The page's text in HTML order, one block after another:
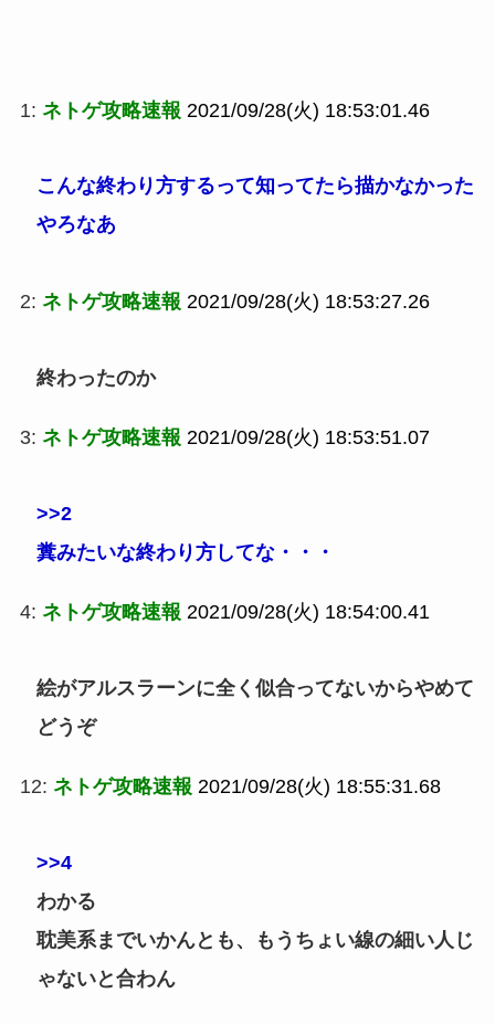
1: ネトゲ攻略速報 2021/09/28(火) 18:53:01.46
こんな終わり方するって知ってたら描かなかった
やろなあ
2: ネトゲ攻略速報 2021/09/28(火) 18:53:27.26
終わったのか
3: ネトゲ攻略速報 2021/09/28(火) 18:53:51.07
>>2
糞みたいな終わり方してな・・・
4: ネトゲ攻略速報 2021/09/28(火) 18:54:00.41
絵がアルスラーンに全く似合ってないからやめて
どうぞ
12: ネトゲ攻略速報 2021/09/28(火) 18:55:31.68
>>4
わかる
耽美系までいかんとも、もうちょい線の細い人じ
ゃないと合わん